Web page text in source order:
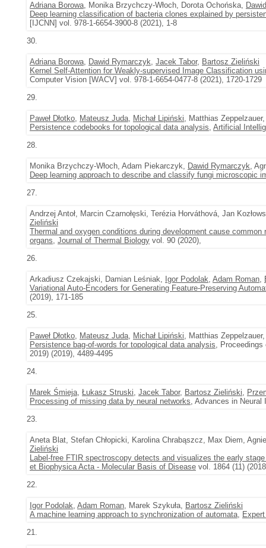
Adriana Borowa, Monika Brzychczy-Włoch, Dorota Ochońska,
Deep learning classification of bacteria clones explained by
[IJCNN] vol. 978-1-6654-3900-8 (2021), 1-8
30.
Adriana Borowa, Dawid Rymarczyk, Jacek Tabor, Bartosz Zieliński
Kernel Self-Attention for Weakly-supervised Image Classification
Computer Vision [WACV] vol. 978-1-6654-0477-8 (2021), 1720-1729
29.
Paweł Dłotko, Mateusz Juda, Michał Lipiński, Matthias
Persistence codebooks for topological data analysis, Artificial
28.
Monika Brzychczy-Włoch, Adam Piekarczyk, Dawid Rymarczyk,
Deep learning approach to describe and classify fungi microscopic
27.
Andrzej Antoł, Marcin Czarnołęski, Terézia Horváthová, Jan
Zieliński
Thermal and oxygen conditions during development cause
organs, Journal of Thermal Biology vol. 90 (2020),
26.
Arkadiusz Czekajski, Damian Leśniak, Igor Podolak, Adam Roman,
Variational Auto-Encoders for Generating Feature-Preserving
(2019), 171-185
25.
Paweł Dłotko, Mateusz Juda, Michał Lipiński, Matthias
Persistence bag-of-words for topological data analysis, Proceedings
2019) (2019), 4489-4495
24.
Marek Śmieja, Łukasz Struski, Jacek Tabor, Bartosz Zieliński,
Processing of missing data by neural networks, Advances in Neural
23.
Aneta Blat, Stefan Chłopicki, Karolina Chrabąszcz, Max Diem,
Zieliński
Label-free FTIR spectroscopy detects and visualizes the early
et Biophysica Acta - Molecular Basis of Disease vol. 1864 (11)
22.
Igor Podolak, Adam Roman, Marek Szykuła, Bartosz Zieliński
A machine learning approach to synchronization of automata,
21.